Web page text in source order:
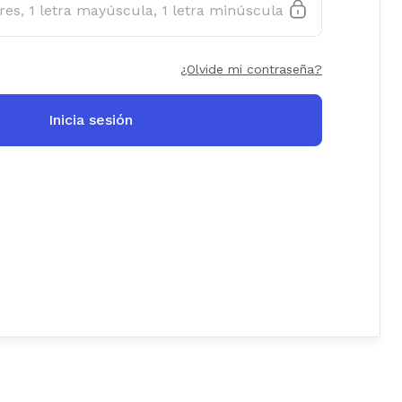
¿Olvide mi contraseña?